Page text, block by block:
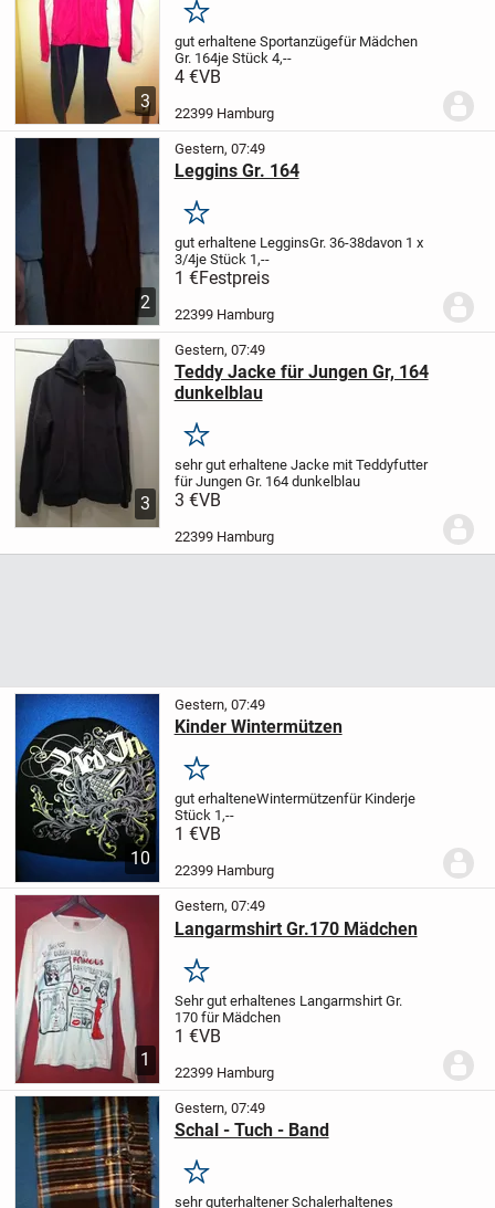
3
Merken
gut erhaltene Sportanzügefür Mädchen
Gr. 164je Stück 4,--
4 €VB
22399 Hamburg
2
Gestern, 07:49
Leggins Gr. 164
Merken
gut erhaltene LegginsGr. 36-38davon 1 x
3/4je Stück 1,--
1 €Festpreis
22399 Hamburg
3
Gestern, 07:49
Teddy Jacke für Jungen Gr, 164
dunkelblau
Merken
sehr gut erhalteneJacke mit Teddyfutter
für JungenGr. 164 dunkelblau
3 €VB
22399 Hamburg
10
Gestern, 07:49
Kinder Wintermützen
Merken
gut erhalteneWintermützenfür Kinderje
Stück 1,--
1 €VB
22399 Hamburg
1
Gestern, 07:49
Langarmshirt Gr.170 Mädchen
Merken
Sehr gut erhaltenes Langarmshirt Gr.
170 für Mädchen
1 €VB
22399 Hamburg
Gestern, 07:49
Schal - Tuch - Band
Merken
sehr guterhaltener Schal erhaltenes